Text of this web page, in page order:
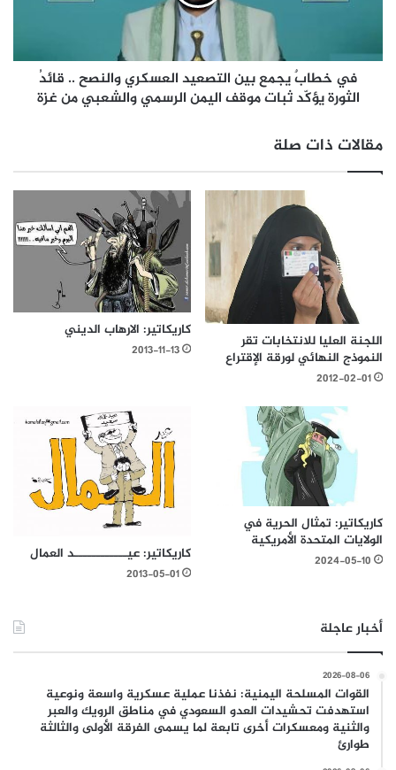
في خطابٌ يجمع بين التصعيد العسكري والنصح .. قائدُ
الثورة يؤكّد ثبات موقف اليمن الرسمي والشعبي من غزة
مقالات ذات صلة
اللجنة العليا للانتخابات تقر
النموذج النهائي لورقة الإقتراع
2012-02-01
كاريكاتير: الارهاب الديني
2013-11-13
كاريكاتير: تمثال الحرية في
الولايات المتحدة الأمريكية
2024-05-10 كاريكاتير: عيــــــــــــد العمال
2013-05-01
أخبار عاجلة
2026-08-06
القوات المسلحة اليمنية: نفذنا عملية عسكرية واسعة ونوعية
استهدفت تحشيدات العدو السعودي في مناطق الرويك والعبر
والثنية ومعسكرات أخرى تابعة لما يسمى الفرقة الأولى والثالثة
طوارئ